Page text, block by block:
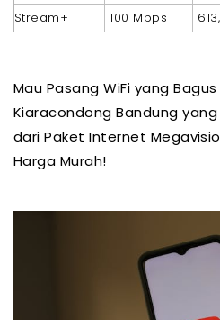
Stream+
100 Mbps
Mau Pasang WiFi yang
Kiaracondong Bandung yang
dari Paket Internet
Harga Murah!